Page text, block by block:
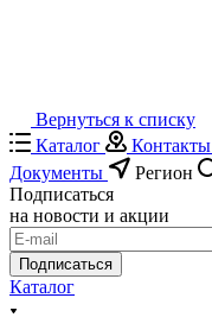
Вернуться к списку
Каталог
Контакты
Документы
Регион
Подписаться
на новости и акции
Подписаться
Каталог